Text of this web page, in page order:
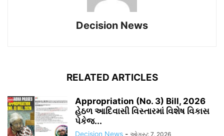
Decision News
RELATED ARTICLES
Appropriation (No. 3) Bill, 2026
હેઠળ આદિવાસી વિસ્તારમાં વિશેષ વિકાસ
પેકેજ...
Decision News - ઓગસ્ટ 7, 2026